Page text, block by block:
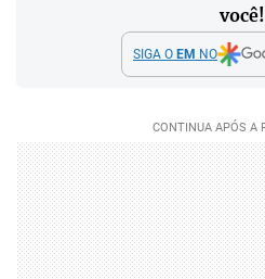
você!
SIGA O EM NO